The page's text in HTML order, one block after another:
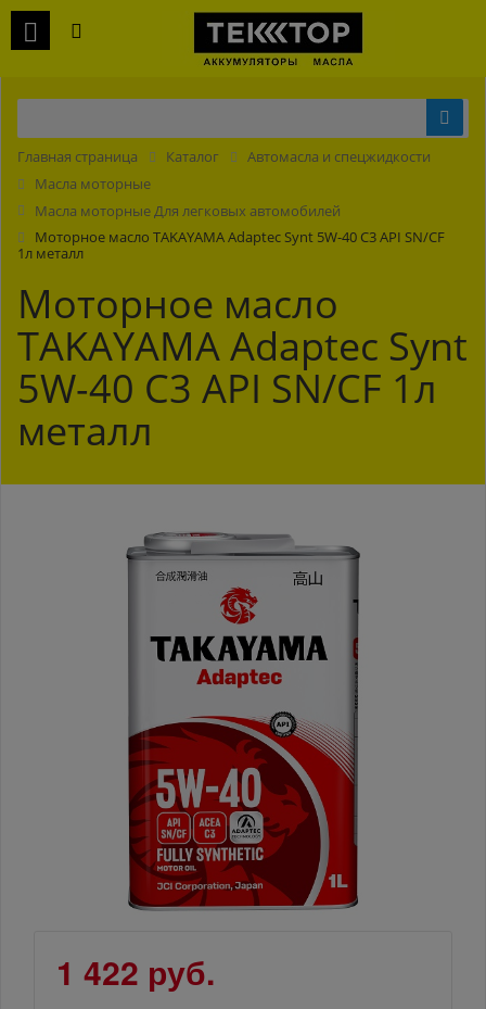
Главная страница Каталог
Автомасла и спецжидкости
Масла моторные
Масла моторные Для легковых автомобилей
Моторное масло TAKAYAMA Adaptec Synt 5W-40 C3 API SN/CF
1л металл
Моторное масло
TAKAYAMA Adaptec Synt
5W-40 C3 API SN/CF 1л
металл
1 422 руб.